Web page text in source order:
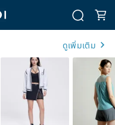
ดูเพิ่มเติม